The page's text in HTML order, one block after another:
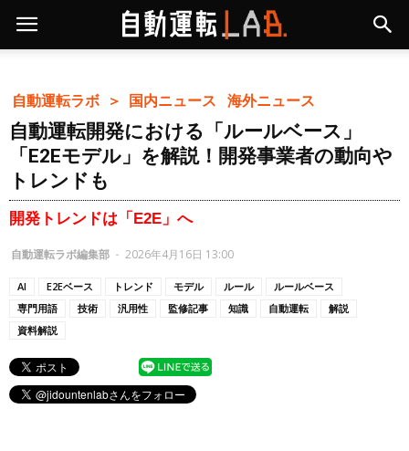
自動運転ラボ ＞ 国内ニュース 海外ニュース
自動運転開発における「ルールベース」
「E2Eモデル」を解説！開発事業者の動向や
トレンドも
開発トレンドは「E2E」へ
自動運転ラボ編集部 - 2026年4月16日 13:00
AI E2Eベース トレンド モデル ルール
ルールベース
専門用語
技術 汎用性 監修記事 知識 自動運転
解説
資料解説